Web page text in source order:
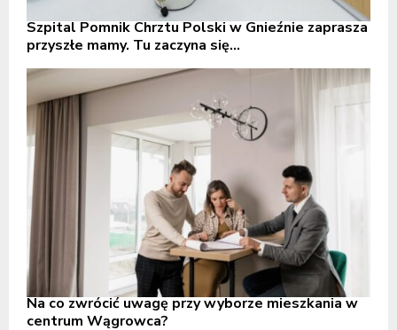
Szpital Pomnik Chrztu Polski w Gnieźnie zaprasza
przyszłe mamy. Tu zaczyna się...
Na co zwrócić uwagę przy wyborze mieszkania w
centrum Wągrowca?